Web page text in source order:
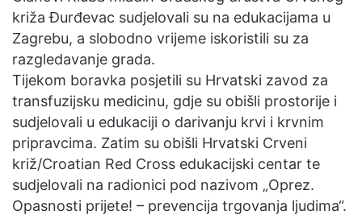
križa Đurđevac sudjelovali su na edukacijama u
Zagrebu, a slobodno vrijeme iskoristili su za
razgledavanje grada.
Tijekom boravka posjetili su Hrvatski zavod za
transfuzijsku medicinu, gdje su obišli prostorije i
sudjelovali u edukaciji o darivanju krvi i krvnim
pripravcima. Zatim su obišli Hrvatski Crveni
križ/Croatian Red Cross edukacijski centar te
sudjelovali na radionici pod nazivom „Oprez.
Opasnosti prijete! – prevencija trgovanja ljudima“.